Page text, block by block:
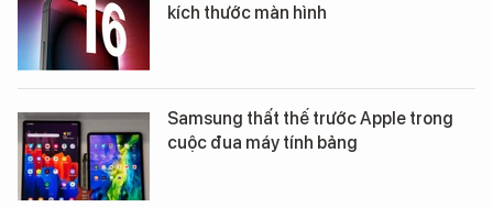
kích thước màn hình
Samsung thất thế trước Apple trong
cuộc đua máy tính bảng